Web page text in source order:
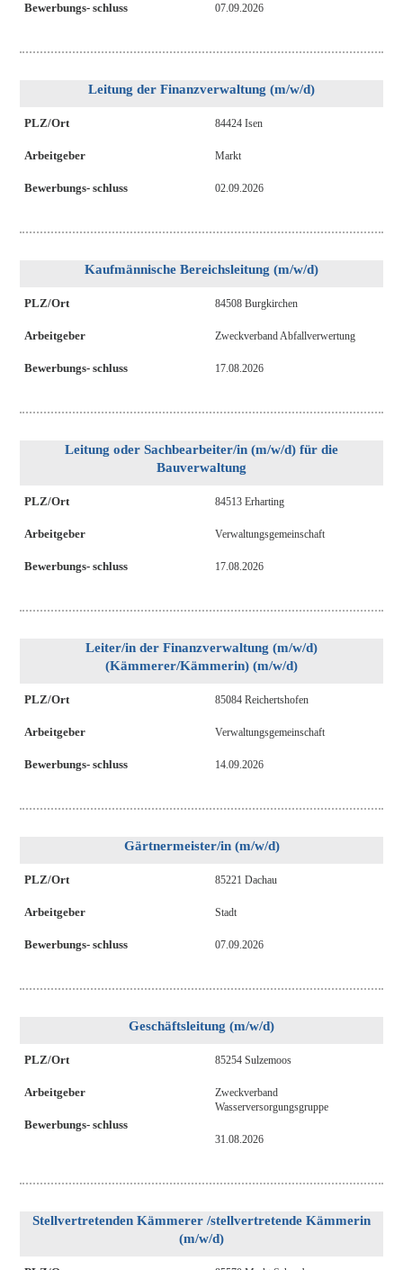
Bewerbungs- schluss 07.09.2026
Leitung der Finanzverwaltung (m/w/d)
PLZ/Ort
Arbeitgeber
Bewerbungs- schluss
84424 Isen
Markt
02.09.2026
Kaufmännische Bereichsleitung (m/w/d)
PLZ/Ort
Arbeitgeber
Bewerbungs- schluss
84508 Burgkirchen
Zweckverband Abfallverwertung
17.08.2026
Leitung oder Sachbearbeiter/in (m/w/d) für die
Bauverwaltung
PLZ/Ort
Arbeitgeber
Bewerbungs- schluss
84513 Erharting
Verwaltungsgemeinschaft
17.08.2026
Leiter/in der Finanzverwaltung (m/w/d)
(Kämmerer/Kämmerin) (m/w/d)
PLZ/Ort
Arbeitgeber
Bewerbungs- schluss
85084 Reichertshofen
Verwaltungsgemeinschaft
14.09.2026
Gärtnermeister/in (m/w/d)
PLZ/Ort
Arbeitgeber
Bewerbungs- schluss
85221 Dachau
Stadt
07.09.2026
Geschäftsleitung (m/w/d)
PLZ/Ort
Arbeitgeber
Bewerbungs- schluss
85254 Sulzemoos
Zweckverband
Wasserversorgungsgruppe
31.08.2026
Stellvertretenden Kämmerer /stellvertretende Kämmerin
(m/w/d)